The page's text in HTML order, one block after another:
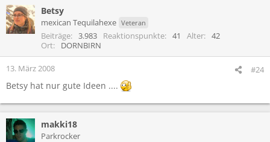
Betsy
mexican Tequilahexe Veteran
Beiträge 3.983 Reaktionspunkte 41 Alter
42
Ort
DORNBIRN
13. März 2008 #24
Betsy hat nur gute Ideen ....
makki18
Parkrocker